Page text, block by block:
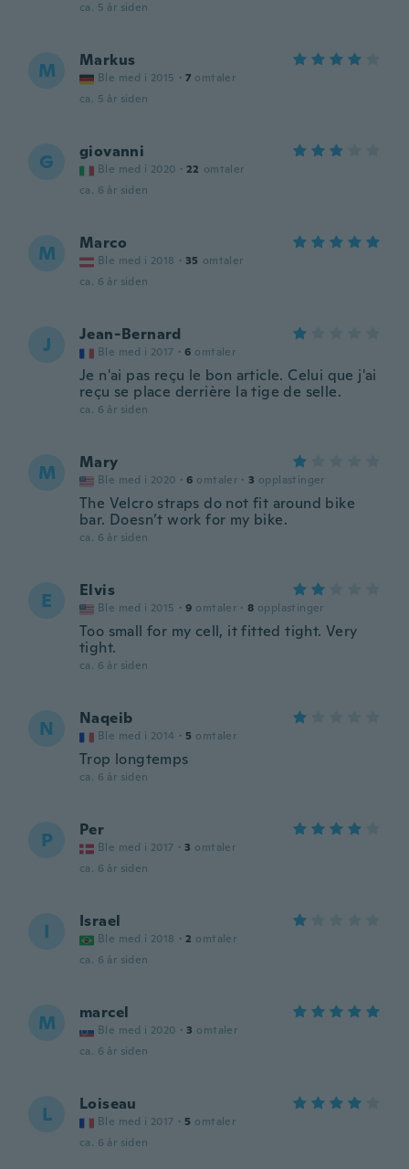
ca. 5 år siden
M Markus
Ble med i 2015 · 7 omtaler
ca. 5 år siden
G giovanni
Ble med i 2020 · 22 omtaler
ca. 6 år siden
M Marco
Ble med i 2018 · 35 omtaler
ca. 6 år siden
J Jean-Bernard
Ble med i 2017 · 6 omtaler
Je n'ai pas reçu le bon article. Celui que j'ai
reçu se place derrière la tige de selle.
ca. 6 år siden
M Mary
Ble med i 2020 · 6 omtaler · 3 opplastinger
The Velcro straps do not fit around bike
bar. Doesn’t work for my bike.
ca. 6 år siden
E Elvis
Ble med i 2015 · 9 omtaler · 8 opplastinger
Too small for my cell, it fitted tight. Very
tight.
ca. 6 år siden
N Naqeib
Ble med i 2014 · 5 omtaler
Trop longtemps
ca. 6 år siden
P Per
Ble med i 2017 · 3 omtaler
ca. 6 år siden
I Israel
Ble med i 2018 · 2 omtaler
ca. 6 år siden
M marcel
Ble med i 2020 · 3 omtaler
ca. 6 år siden
L Loiseau
Ble med i 2017 · 5 omtaler
ca. 6 år siden